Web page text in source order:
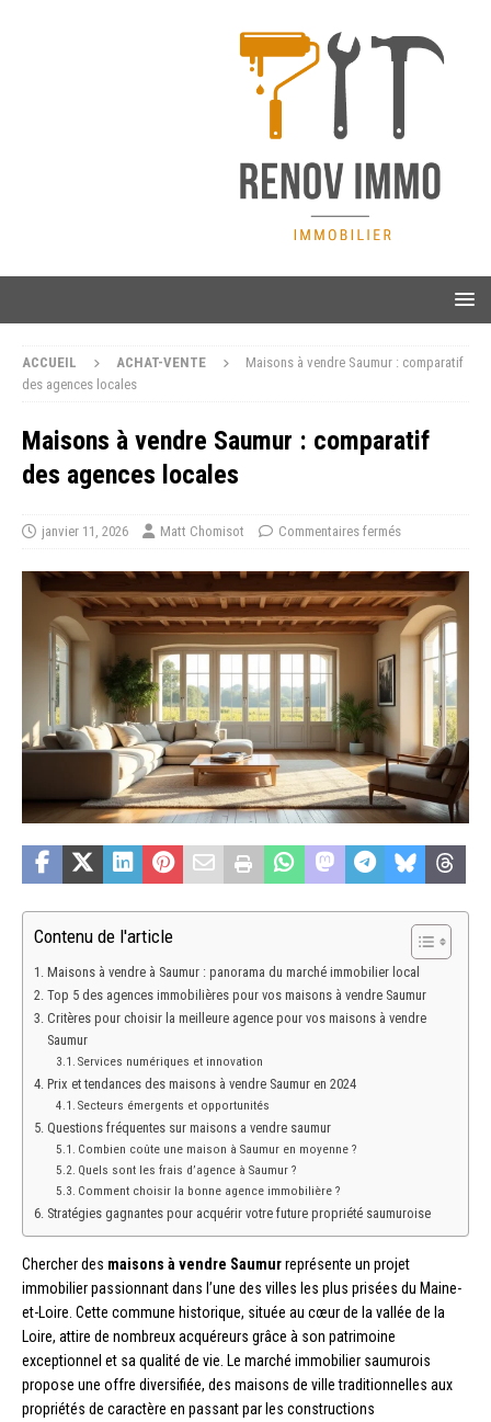
ACCUEIL ACHAT-VENTE
Maisons à vendre Saumur : comparatif
des agences locales
Maisons à vendre Saumur : comparatif
des agences locales
janvier 11, 2026 Matt Chomisot Commentaires fermés
Contenu de l'article
Maisons à vendre à Saumur : panorama du marché immobilier local
Top 5 des agences immobilières pour vos maisons à vendre Saumur
Critères pour choisir la meilleure agence pour vos maisons à vendre
Saumur
Services numériques et innovation
Prix et tendances des maisons à vendre Saumur en 2024
Secteurs émergents et opportunités
Questions fréquentes sur maisons a vendre saumur
Combien coûte une maison à Saumur en moyenne ?
Quels sont les frais d’agence à Saumur ?
Comment choisir la bonne agence immobilière ?
Stratégies gagnantes pour acquérir votre future propriété saumuroise
Chercher des maisons à vendre Saumurreprésente un projet
immobilier passionnant dans l’une des villes les plus prisées du Maine-
et-Loire. Cette commune historique, située au cœur de la vallée de la
Loire, attire de nombreux acquéreurs grâce à son patrimoine
exceptionnel et sa qualité de vie. Le marché immobilier saumurois
propose une offre diversifiée, des maisons de ville traditionnelles aux
propriétés de caractère en passant par les constructions